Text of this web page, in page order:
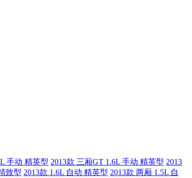
手动 精英型 2013款 三厢GT 1.6L 手动 精英型 2013
致型 2013款 1.6L 自动 精英型 2013款 两厢 1.5L 自